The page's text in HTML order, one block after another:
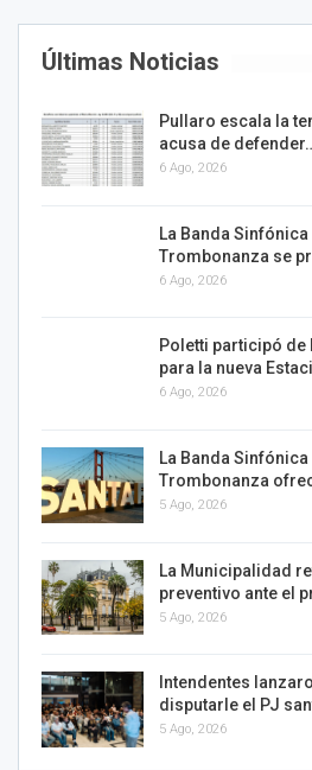
Últimas Noticias
Pullaro escala la
acusa de
6 Ago, 2026
La Banda
Trombonanza se
6 Ago, 2026
Poletti participó
para la nueva
6 Ago, 2026
La Banda
Trombonanza
5 Ago, 2026
La Municipalidad
preventivo ante el
5 Ago, 2026
Intendentes
disputarle el PJ
5 Ago, 2026